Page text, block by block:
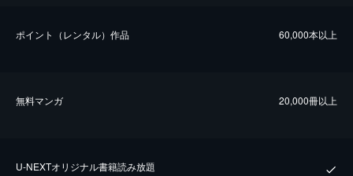
ポイント（レンタル）作品 60,000本以上
無料マンガ 20,000冊以上
U-NEXTオリジナル書籍読み放題